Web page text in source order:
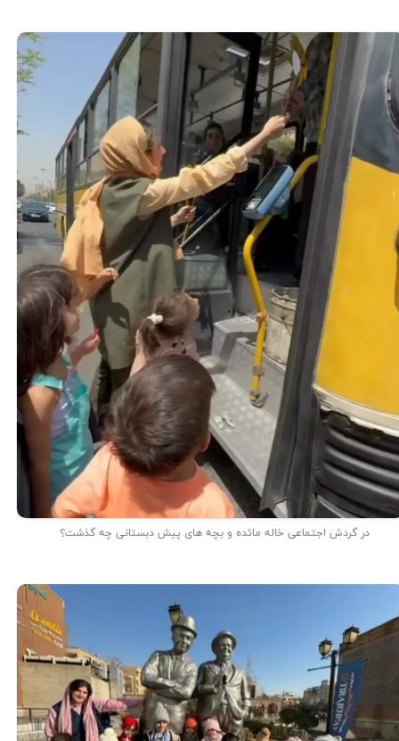
در گردش اجتماعی خاله مائده و بچه های پیش دبستانی چه گذشت؟